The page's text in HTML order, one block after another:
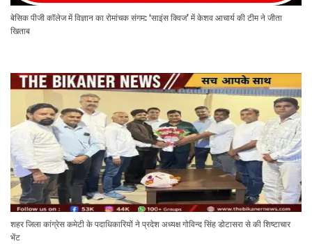
बेसिक पीजी कॉलेज में विज्ञान का रोमांचक संगम: ‘साइंस क्विज’ में केशव आचार्य की टीम ने जीता
खिताब
शहर जिला कांग्रेस कमेटी के पदाधिकारियों ने प्रदेश अध्यक्ष गोविन्द सिंह डोटासरा से की शिष्टाचार
भेंट